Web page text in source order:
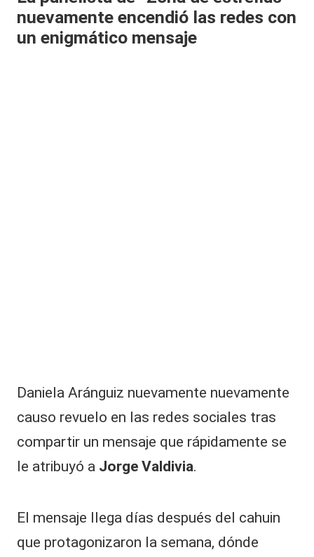
al
it
C
V
C
nuevamente encendió las redes con
un enigmático mensaje
Daniela Aránguiz nuevamente nuevamente
causo revuelo en las redes sociales tras
compartir un mensaje que rápidamente se
le atribuyó a Jorge Valdivia.
El mensaje llega días después del cahuin
que protagonizaron la semana, dónde